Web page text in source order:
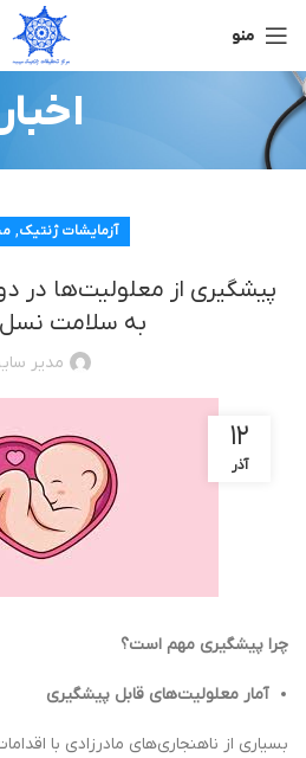
منو
اخبار
آزمایشات ژنتیک,
پیشگیری از معلولیت‌ها در
به سلامت نسل
مدیر
۱۲
آذر
چرا پیشگیری مهم است؟
آمار معلولیت‌های قابل پیشگیری
بسیاری از ناهنجاری‌های مادرزادی با